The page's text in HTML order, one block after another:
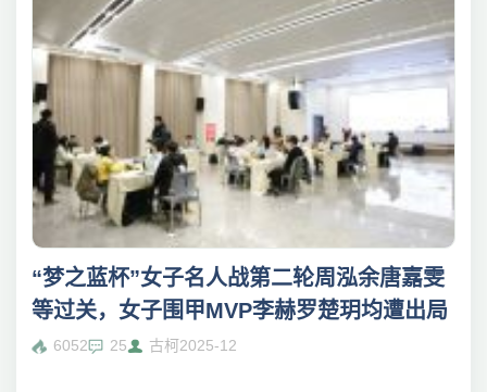
“梦之蓝杯”女子名人战第二轮周泓余唐嘉雯
等过关，女子围甲MVP李赫罗楚玥均遭出局
6052 25 古柯2025-12